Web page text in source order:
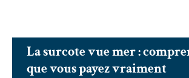
La surcote vue mer :
que vous payez vraiment